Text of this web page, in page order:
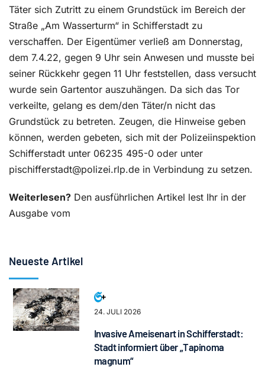
Täter sich Zutritt zu einem Grundstück im Bereich der
Straße „Am Wasserturm“ in Schifferstadt zu
verschaffen. Der Eigentümer verließ am Donnerstag,
dem 7.4.22, gegen 9 Uhr sein Anwesen und musste bei
seiner Rückkehr gegen 11 Uhr feststellen, dass versucht
wurde sein Gartentor auszuhängen. Da sich das Tor
verkeilte, gelang es dem/den Täter/n nicht das
Grundstück zu betreten. Zeugen, die Hinweise geben
können, werden gebeten, sich mit der Polizeiinspektion
Schifferstadt unter 06235 495-0 oder unter
pischifferstadt@polizei.rlp.de in Verbindung zu setzen.
Weiterlesen? Den ausführlichen Artikel lest Ihr in der
Ausgabe vom
Neueste Artikel
24. JULI 2026
Invasive Ameisenart in Schifferstadt:
Stadt informiert über „Tapinoma
magnum“